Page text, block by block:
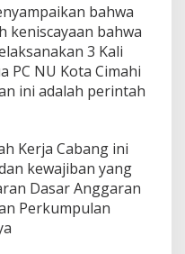
bahwa
keniscayaan bahwa
3 Kali
PC NU Kota Cimahi
ini adalah perintah
Kerja Cabang ini
kewajiban yang
Dasar Anggaran
Perkumpulan